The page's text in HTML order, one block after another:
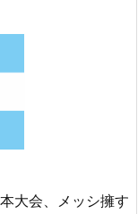
大会、メッシ擁す